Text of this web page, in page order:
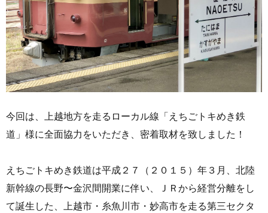
今回は、上越地方を走るローカル線「えちごトキめき鉄
道」様に全面協力をいただき、密着取材を致しました！
えちごトキめき鉄道は平成２７（２０１５）年３月、北陸
新幹線の長野〜金沢間開業に伴い、ＪＲから経営分離をし
て誕生した、上越市・糸魚川市・妙高市を走る第三セクタ